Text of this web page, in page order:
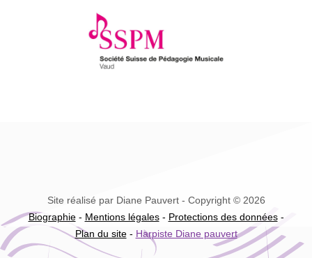
Site réalisé par Diane Pauvert - Copyright © 2026
Biographie- Mentions légales- Protections des données-
Plan du site- Harpiste Diane pauvert